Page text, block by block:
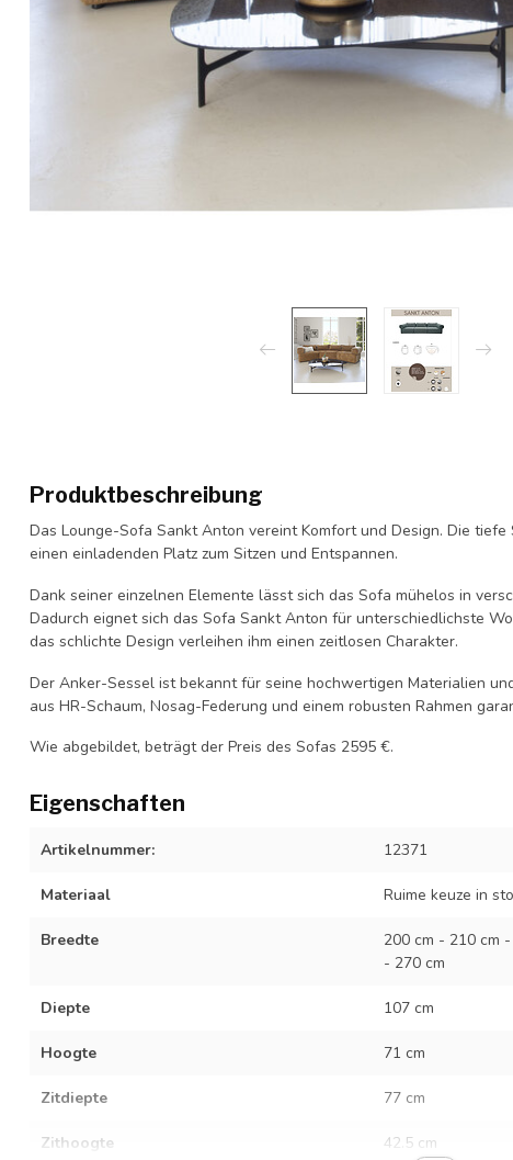
Produktbeschreibung
Das Lounge-Sofa Sankt Anton vereint Komfort und Design. Die
einen einladenden Platz zum Sitzen und Entspannen.
Dank seiner einzelnen Elemente lässt sich das Sofa mühelos in
Dadurch eignet sich das Sofa Sankt Anton für unterschiedlichste
das schlichte Design verleihen ihm einen zeitlosen Charakter.
Der Anker-Sessel ist bekannt für seine hochwertigen Materialien
aus HR-Schaum, Nosag-Federung und einem robusten Rahmen
Wie abgebildet, beträgt der Preis des Sofas 2595 €.
Eigenschaften
Artikelnummer: 12371
Materiaal Ruime keuze in
Breedte
200 cm - 210 cm
- 270 cm
Diepte 107 cm
Hoogte 71 cm
Zitdiepte 77 cm
Zithoogte 42.5 cm